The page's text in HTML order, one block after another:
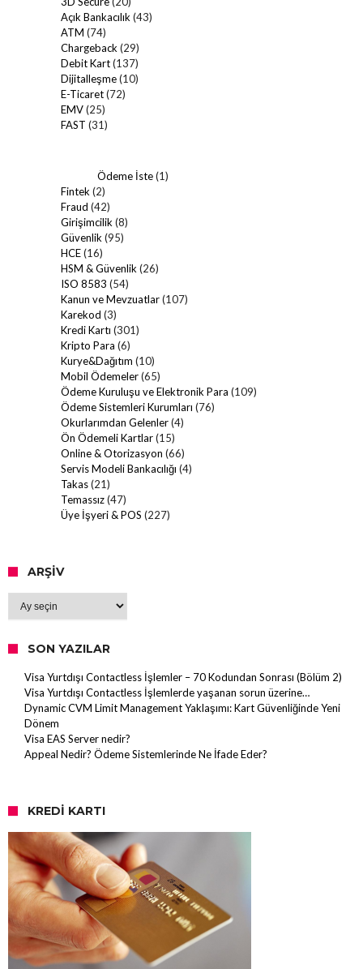
Açık Bankacılık (43)
ATM (74)
Chargeback (29)
Debit Kart(137)
Dijitalleşme(10)
E-Ticaret(72)
EMV(25)
FAST (31)
Ödeme İste(1)
Fintek (2)
Fraud (42)
Girişimcilik (8)
Güvenlik (95)
HCE(16)
HSM & Güvenlik (26)
ISO 8583 (54)
Kanun ve Mevzuatlar(107)
Karekod (3)
Kredi Kartı (301)
Kripto Para (6)
Kurye&Dağıtım (10)
Mobil Ödemeler(65)
Ödeme Kuruluşu ve Elektronik Para (109)
Ödeme Sistemleri Kurumları (76)
Okurlarımdan Gelenler(4)
Ön Ödemeli Kartlar(15)
Online & Otorizasyon (66)
Servis Modeli Bankacılığı (4)
Takas(21)
Temassız(47)
Üye İşyeri & POS (227)
ARŞIV
SON YAZILAR
Visa Yurtdışı Contactless İşlemler – 70 Kodundan Sonrası (Bölüm 2)
Visa Yurtdışı Contactless İşlemlerde yaşanan sorun üzerine…
Dynamic CVM Limit Management Yaklaşımı: Kart Güvenliğinde Yeni
Dönem
Visa EAS Server nedir?
Appeal Nedir? Ödeme Sistemlerinde Ne İfade Eder?
KREDI KARTI